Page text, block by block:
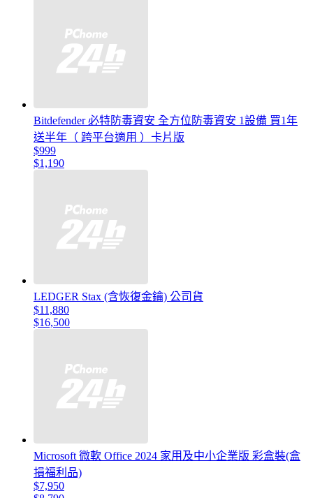
Bitdefender 必特防毒資安 全方位防毒資安 1設備 買1年
送半年（ 跨平台適用 ）卡片版
$999
$1,190
LEDGER Stax (含恢復金鑰) 公司貨
$11,880
$16,500
Microsoft 微軟 Office 2024 家用及中小企業版 彩盒裝(盒
損福利品)
$7,950